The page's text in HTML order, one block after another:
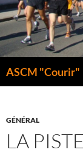
Aller
au
contenu
ASCM "Courir"
GÉNÉRAL
LA